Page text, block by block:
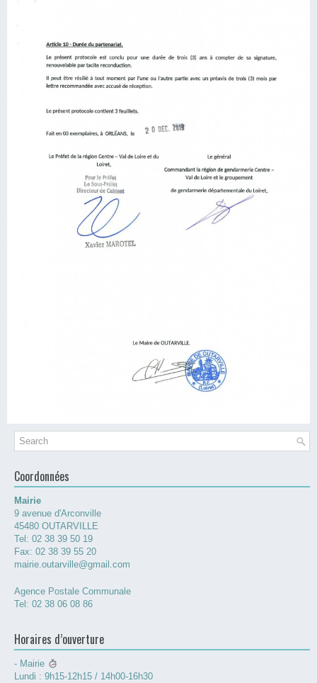
Coordonnées
Mairie
9 avenue d'Arconville
45480 OUTARVILLE
Tel: 02 38 39 50 19
Fax: 02 38 39 55 20
mairie.outarville@gmail.com
Agence Postale Communale
Tel: 02 38 06 08 86
Horaires d’ouverture
- Mairie
Lundi : 9h15-12h15 / 14h00-16h30